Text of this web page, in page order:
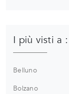
I più visti a :
Belluno
Bolzano